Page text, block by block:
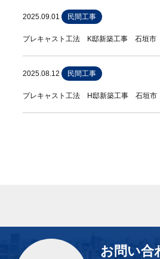
2025.09.01 民間工事
プレキャスト工法 K邸新築工事 石垣市
2025.08.12 民間工事
プレキャスト工法 H邸新築工事 石垣
お問い合